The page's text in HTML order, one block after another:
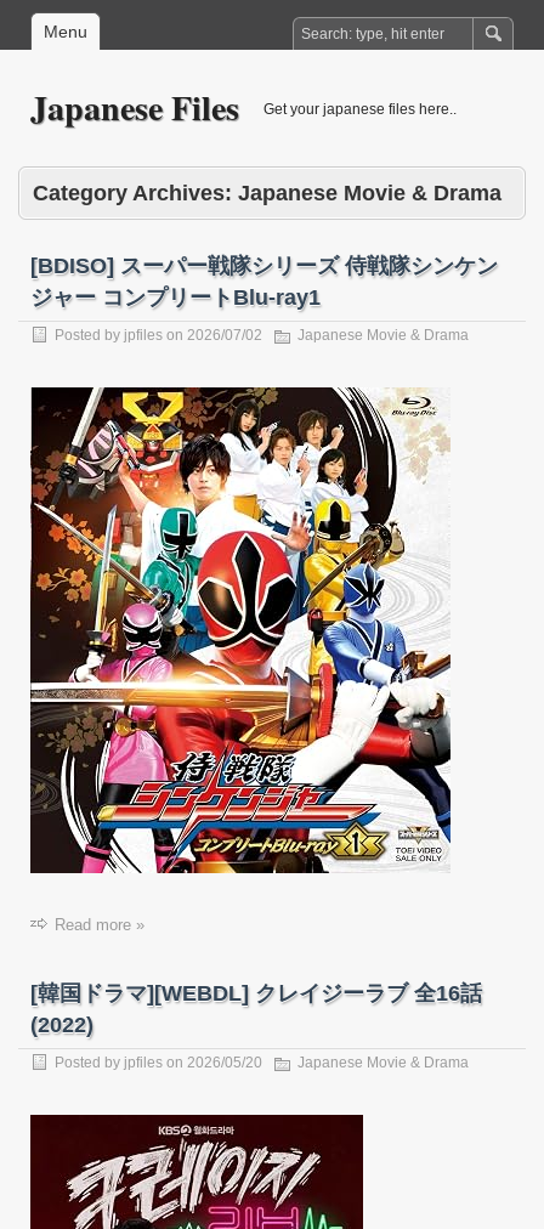
Menu
Japanese Files Get your japanese files here..
Category Archives: Japanese Movie & Drama
[BDISO] スーパー戦隊シリーズ 侍戦隊シンケン
ジャー コンプリートBlu‐ray1
Posted by jpfiles on 2026/07/02 Japanese Movie & Drama
Read more »
[韓国ドラマ][WEBDL] クレイジーラブ 全16話
(2022)
Posted by jpfiles on 2026/05/20 Japanese Movie & Drama